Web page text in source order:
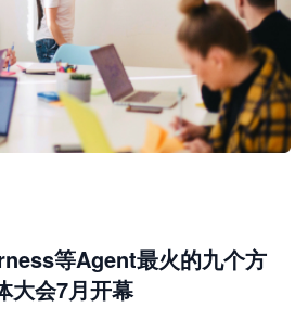
等Agent最火的九个方
大会7月开幕